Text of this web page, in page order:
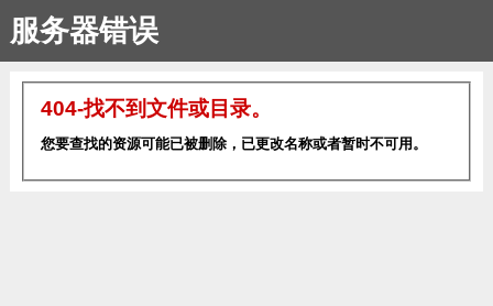
服务器错误
404-找不到文件或目录。
您要查找的资源可能已被删除，已更改名称或者暂时不可用。